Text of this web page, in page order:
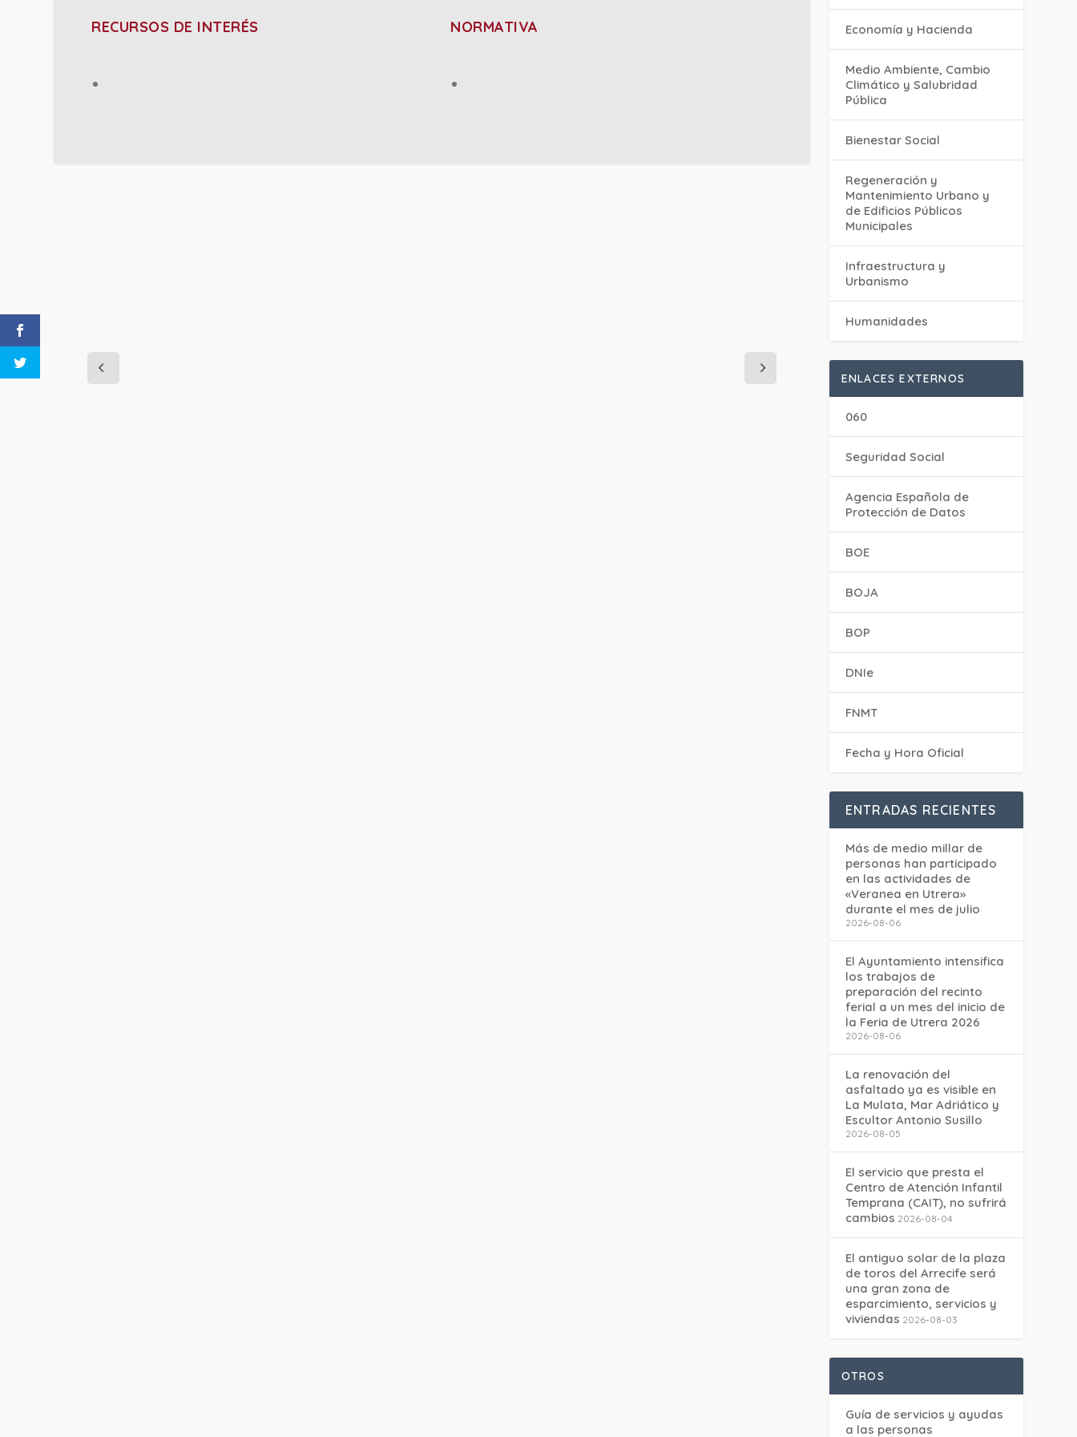
RECURSOS DE INTERÉS NORMATIVA Economía y Hacienda
Medio Ambiente, Cambio
Climático y Salubridad
Pública
Bienestar Social
Regeneración y
Mantenimiento Urbano y
de Edificios Públicos
Municipales
Infraestructura y
Urbanismo
Humanidades
ENLACES EXTERNOS
060
Seguridad Social
Agencia Española de
Protección de Datos
BOE
BOJA
BOP
DNIe
FNMT
Fecha y Hora Oficial
ENTRADAS RECIENTES
Más de medio millar de
personas han participado
en las actividades de
«Veranea en Utrera»
durante el mes de julio
2026-08-06
El Ayuntamiento intensifica
los trabajos de
preparación del recinto
ferial a un mes del inicio de
la Feria de Utrera 2026
2026-08-06
La renovación del
asfaltado ya es visible en
La Mulata, Mar Adriático y
Escultor Antonio Susillo
2026-08-05
El servicio que presta el
Centro de Atención Infantil
Temprana (CAIT), no sufrirá
cambios 2026-08-04
El antiguo solar de la plaza
de toros del Arrecife será
una gran zona de
esparcimiento, servicios y
viviendas 2026-08-03
OTROS
Guía de servicios y ayudas
a las personas